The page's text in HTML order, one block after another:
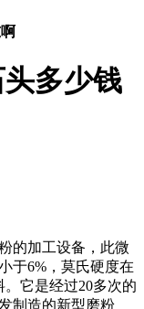
多少钱
的加工设备，此微
于6%，莫氏硬度在
它是经过20多次的
制造的新型磨粉